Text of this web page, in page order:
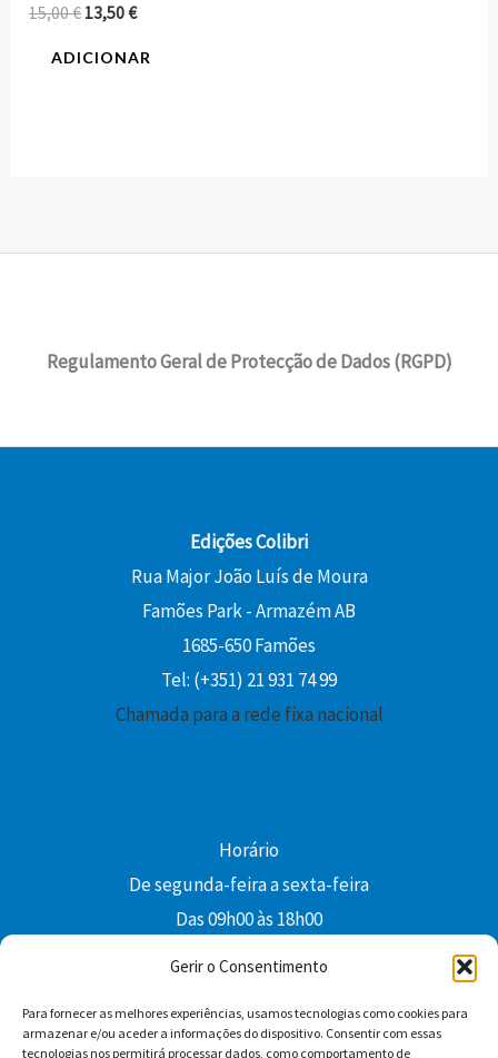
Gerir o Consentimento
Para fornecer as melhores experiências, usamos tecnologias como cookies para
armazenar e/ou aceder a informações do dispositivo. Consentir com essas
tecnologias nos permitirá processar dados, como comportamento de
15,00€ 13,50€
ADICIONAR
Regulamento Geral de Protecção de Dados (RGPD)
Edições Colibri
Rua Major João Luís de Moura
Famões Park - Armazém AB
1685-650 Famões
Tel: (+351) 21 931 74 99
Chamada para a rede fixa nacional
Horário
De segunda-feira a sexta-feira
Das 09h00 às 18h00
Facebook YouTube Instagram
Whatsapp